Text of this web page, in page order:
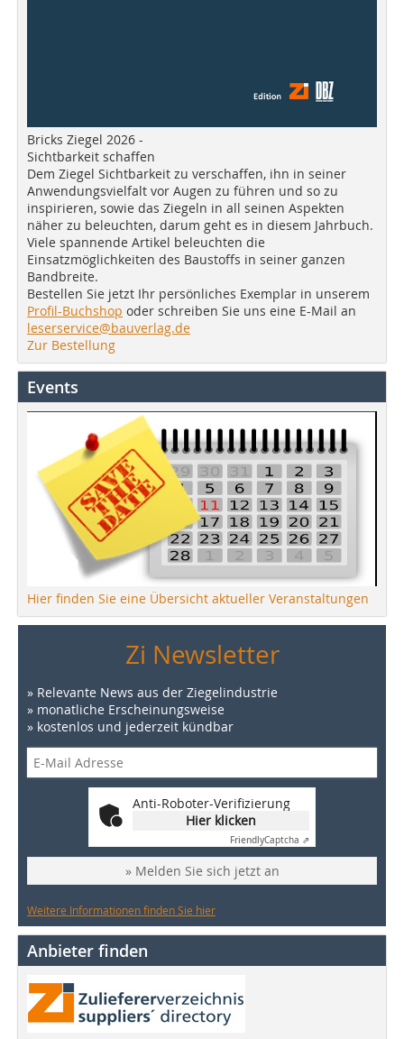
Bricks Ziegel 2026 -
Sichtbarkeit schaffen
Dem Ziegel Sichtbarkeit zu verschaffen, ihn in seiner
Anwendungsvielfalt vor Augen zu führen und so zu
inspirieren, sowie das Ziegeln in all seinen Aspekten
näher zu beleuchten, darum geht es in diesem Jahrbuch.
Viele spannende Artikel beleuchten die
Einsatzmöglichkeiten des Baustoffs in seiner ganzen
Bandbreite.
Bestellen Sie jetzt Ihr persönliches Exemplar in unserem
Profil-Buchshop oder schreiben Sie uns eine E-Mail an
leserservice@bauverlag.de
Zur Bestellung
Events
Hier finden Sie eine Übersicht aktueller Veranstaltungen
Zi Newsletter
» Relevante News aus der Ziegelindustrie
» monatliche Erscheinungsweise
» kostenlos und jederzeit kündbar
Anti-Roboter-Verifizierung
Hier klicken
FriendlyCaptcha ⇗
» Melden Sie sich jetzt an
Weitere Informationen finden Sie hier
Anbieter finden